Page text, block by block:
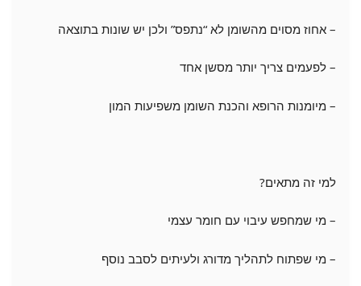
– אחוז מסוים מהשומן לא “נתפס” ולכן יש שונות בתוצאה
– לפעמים צריך יותר מסשן אחד
– מיומנות הרופא והכנת השומן משפיעות המון
למי זה מתאים?
– מי שמחפש עיבוי עם חומר עצמי
– מי שפתוח לתהליך מדורג ולעיתים לסבב נוסף